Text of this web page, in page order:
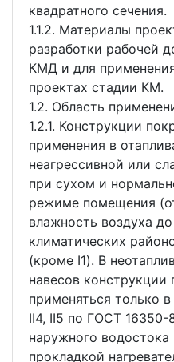
квадратного сечения.
1.1.2. Материалы
разработки рабочей
КМД и для
проектах стадии КМ.
1.2. Область
1.2.1. Конструкции
применения в
неагрессивной или
при сухом и
режиме помещения
влажность воздуха
климатических
(кроме I1). В
навесов конструкции
применяться только
II4, II5 по ГОСТ 16350-
наружного
прокладкой